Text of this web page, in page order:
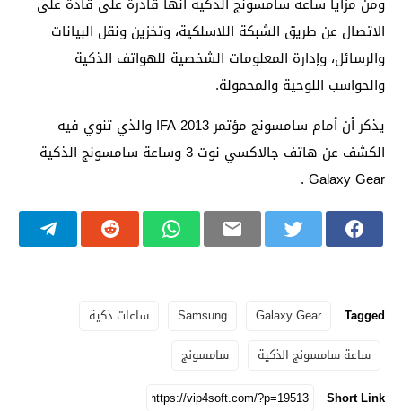
الاتصال عن طريق الشبكة اللاسلكية، وتخزين ونقل البيانات
والرسائل، وإدارة المعلومات الشخصية للهواتف الذكية
والحواسب اللوحية والمحمولة.
يذكر أن أمام سامسونج مؤتمر IFA 2013 والذي تنوي فيه
الكشف عن هاتف جالاكسي نوت 3 وساعة سامسونج الذكية
Galaxy Gear .
Tagged
Galaxy Gear
Samsung
ساعات ذكية
ساعة سامسونج الذكية
سامسونج
Short Link